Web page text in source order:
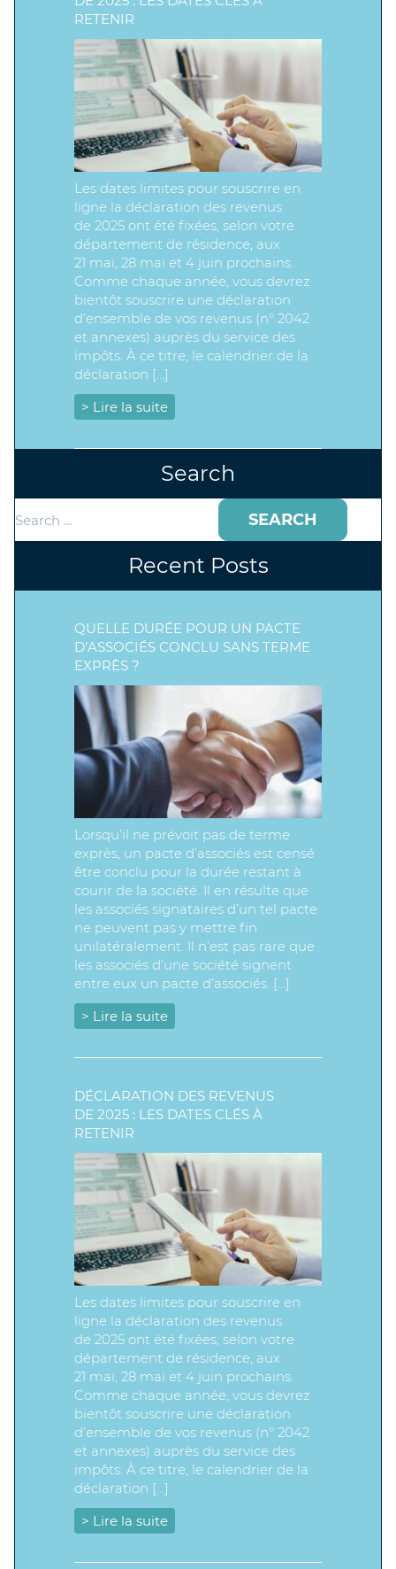
RETENIR
Les dates limites pour souscrire en
ligne la déclaration des revenus
de 2025 ont été fixées, selon votre
département de résidence, aux
21 mai, 28 mai et 4 juin prochains.
Comme chaque année, vous devrez
bientôt souscrire une déclaration
d’ensemble de vos revenus (n° 2042
et annexes) auprès du service des
impôts. À ce titre, le calendrier de la
déclaration […]
> Lire la suite
Search
for:
Recent Posts
QUELLE DURÉE POUR UN PACTE
D’ASSOCIÉS CONCLU SANS TERME
EXPRÈS ?
Lorsqu’il ne prévoit pas de terme
exprès, un pacte d’associés est censé
être conclu pour la durée restant à
courir de la société. Il en résulte que
les associés signataires d’un tel pacte
ne peuvent pas y mettre fin
unilatéralement. Il n’est pas rare que
les associés d’une société signent
entre eux un pacte d’associés. […]
> Lire la suite
DÉCLARATION DES REVENUS
DE 2025 : LES DATES CLÉS À
RETENIR
Les dates limites pour souscrire en
ligne la déclaration des revenus
de 2025 ont été fixées, selon votre
département de résidence, aux
21 mai, 28 mai et 4 juin prochains.
Comme chaque année, vous devrez
bientôt souscrire une déclaration
d’ensemble de vos revenus (n° 2042
et annexes) auprès du service des
impôts. À ce titre, le calendrier de la
déclaration […]
> Lire la suite